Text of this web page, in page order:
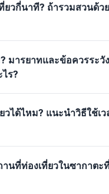
ที่ยวกี่นาที? ถ้ารวมสวนด้ว
มารยาทและข้อควรระวั
ร?
วได้ไหม? แนะนำวิธีใช้เว
นที่ท่องเที่ยวในซากาตะ